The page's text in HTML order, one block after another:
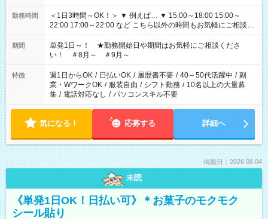
勤務時間
＜1日3時間～OK！＞ ▼ 例えば… ▼ 15:00～18:00 15:00～
22:00 17:00～22:00 など こちら以外の時間もお気軽にご相談く
ださい！
期間
単発1日～！ ★勤務開始日や期間はお気軽にご相談くださ
い！ ＃8月～ ＃9月～
特徴 週1日からOK / 日払いOK / 履歴書不要 / 40～50代活躍中 / 副
業・WワークOK / 服装自由 / シフト勤務 / 10名以上の大量募
集 / 電話対応なし / パソコンスキル不要
気になる！ 応募する 詳細へ
掲載日：2026.08.04
未読
《単発1日OK！日払い可》＊お菓子のモクモク
シール貼り